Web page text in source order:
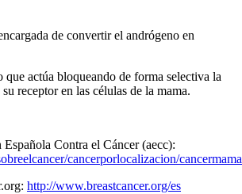
de convertir el andrógeno en
que actúa bloqueando de forma selectiva la
receptor en las células de la mama.
Contra el Cáncer (aecc):
cancerporlocalizacion/
http://www.breastcancer.org/es